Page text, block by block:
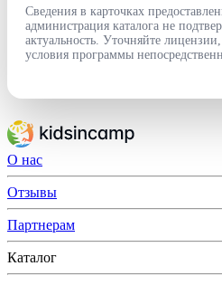
Сведения в карточках
администрация каталога не
актуальность. Уточняйте
условия программы
О нас
Отзывы
Партнерам
Каталог